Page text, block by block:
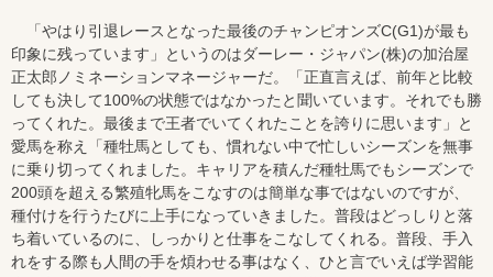
「やはり引退レースとなった最後のチャンピオンズC(G1)が最も
印象に残っています」というのはダーレー・ジャパン(株)の加治屋
正太郎ノミネーションマネージャーだ。「正直言えば、前年と比較
しても決して100%の状態ではなかったと聞いています。それでも勝
ってくれた。最後まで王者でいてくれたことを誇りに思います」と
愛馬を称え「種牡馬としても、慣れない中で忙しいシーズンを無事
に乗り切ってくれました。キャリアを積んだ種牡馬でもシーズンで
200頭を超える繁殖牝馬をこなすのは簡単な事ではないのですが、
種付けを行うたびに上手になっていきました。普段はどっしりと落
ち着いているのに、しっかりと仕事をこなしてくれる。普段、手入
れをする際も人間の手を煩わせる事はなく、ひと言でいえば学習能